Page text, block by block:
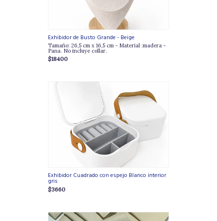
Exhibidor de Busto Grande - Beige
Tamaño: 26,5 cm x 16,5 cm - Material :madera -
Pana. No incluye collar.
$18400
Exhibidor Cuadrado con espejo Blanco interior
gris
$3660